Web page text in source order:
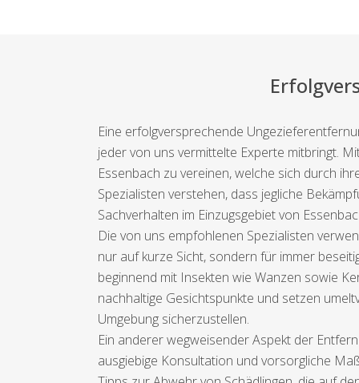
Eine erfolgversprechende
jeder von uns vermittelte Experte mitbringt.
Essenbach zu vereinen, welche sich durch
Spezialisten verstehen, dass jegliche
Sachverhalten im Einzugsgebiet von
Die von uns empfohlenen Spezialisten
nur auf kurze Sicht, sondern für immer
beginnend mit Insekten wie Wanzen sowie
nachhaltige Gesichtspunkte und setzen
Umgebung sicherzustellen.
Ein anderer wegweisender Aspekt der
ausgiebige Konsultation und vorsorgliche